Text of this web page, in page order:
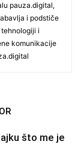
pauza.digital,
i podstiče
i
komunikacije
što me je